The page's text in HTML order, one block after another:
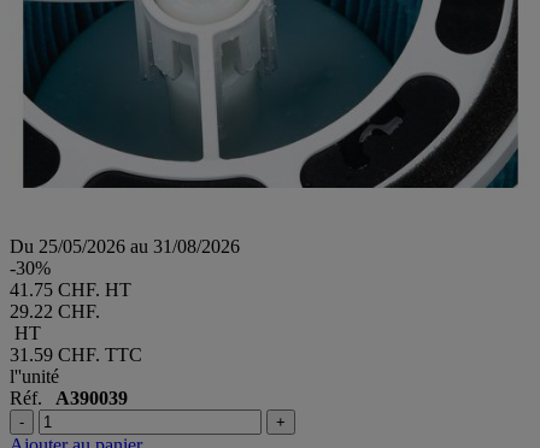
Du 25/05/2026 au 31/08/2026
-30%
41.75 CHF. HT
29.22 CHF.
HT
31.59 CHF. TTC
l''unité
Réf. A390039
- +